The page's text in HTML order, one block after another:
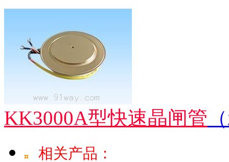
KK3000A型快速晶闸管
相关产品：